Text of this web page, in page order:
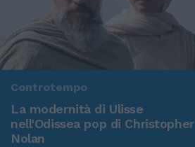
Controtempo
La modernità di Ulisse
nell'Odissea pop di Christopher
Nolan